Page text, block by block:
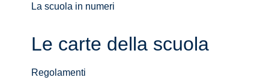
La scuola in numeri
Le carte della scuola
Regolamenti